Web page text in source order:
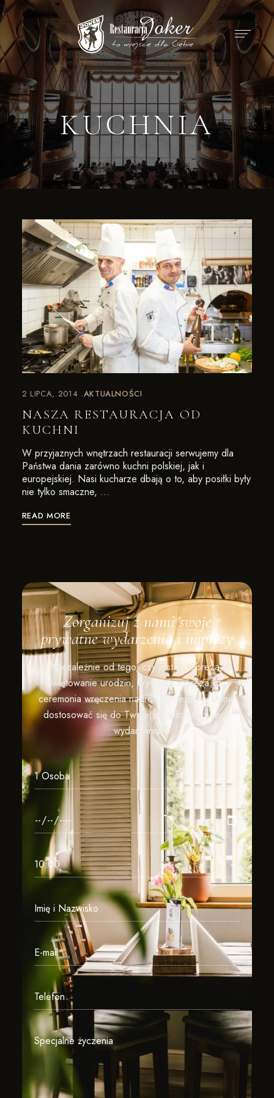
KUCHNIA
2 LIPCA, 2014 AKTUALNOŚCI
NASZA RESTAURACJA OD
KUCHNI
W przyjaznych wnętrzach restauracji serwujemy dla
Państwa dania zarówno kuchni polskiej, jak i
europejskiej. Nasi kucharze dbają o to, aby posiłki były
nie tylko smaczne, …
READ MORE
Zorganizuj z nami swoje
prywatne wydarzenia i imprezy
Niezależnie od tego, czy jest to impreza,
świętowanie urodzin, prywatna impreza czy
ceremonia wręczenia nagród, jesteśmy w stanie
dostosować się do Twojego nadchodzącego
wydarzenia